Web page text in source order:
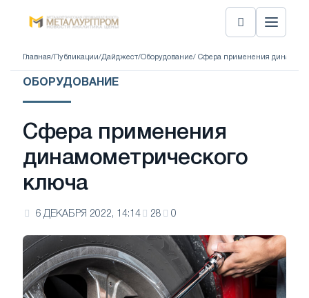
Главная/ Публикации/Дайджест/Оборудование/ Сфера применения
ОБОРУДОВАНИЕ
Сфера применения
динамометрического
ключа
6 ДЕКАБРЯ 2022, 14:14 28 0